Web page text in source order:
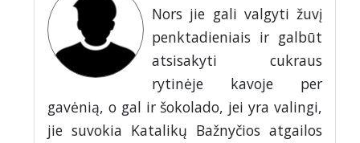
Nors jie gali valgyti žuvį
penktadieniais ir galbūt
atsisakyti cukraus
rytinėje kavoje per
gavėnią, o gal ir šokolado, jei yra valingi,
jie suvokia Katalikų Bažnyčios atgailos